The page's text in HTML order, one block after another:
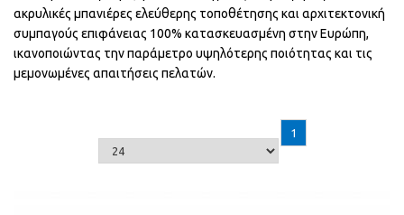
ακρυλικές μπανιέρες ελεύθερης τοποθέτησης και αρχιτεκτονική
συμπαγούς επιφάνειας 100% κατασκευασμένη στην Ευρώπη,
ικανοποιώντας την παράμετρο υψηλότερης ποιότητας και τις
μεμονωμένες απαιτήσεις πελατών.
1